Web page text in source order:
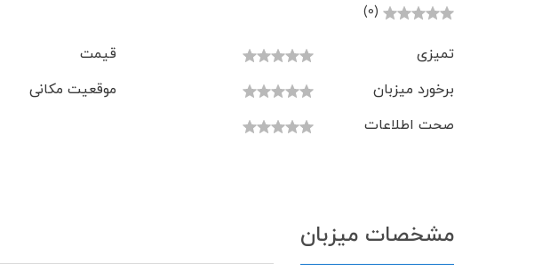
(0)
تمیزی
برخورد میزبان
صحت اطلاعات
قیمت
موقعیت مکانی
مشخصات میزبان